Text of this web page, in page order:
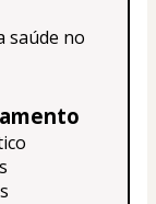
saúde no